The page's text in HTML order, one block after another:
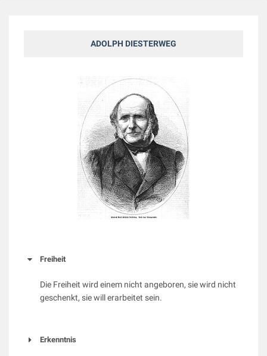
ADOLPH DIESTERWEG
Freiheit
Die Freiheit wird einem nicht angeboren, sie wird nicht
geschenkt, sie will erarbeitet sein.
Erkenntnis